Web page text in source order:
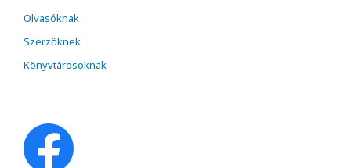
Olvasóknak
Szerzőknek
Könyvtárosoknak